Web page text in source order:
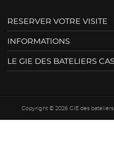
RESERVER VOTRE VISITE
INFORMATIONS
LE GIE DES BATELIERS
Copyright © 2026 GIE des bateliers